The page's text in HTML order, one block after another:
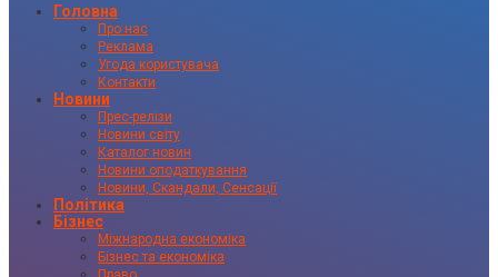
Головна
Про нас
Реклама
Угода користувача
Контакти
Новини
Прес-релізи
Новини світу
Каталог новин
Новини оподаткування
Новини, Скандали, Сенсації
Політика
Бізнес
Міжнародна економіка
Бізнес та економіка